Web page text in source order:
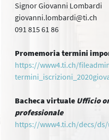
Signor Giovanni Lombardi
giovanni.lombardi@ti.ch
091 815 61 86
Promemoria termini
https://www4.ti.ch/
Bacheca virtuale Ufficio
professionale
https://www4.ti.ch/decs/